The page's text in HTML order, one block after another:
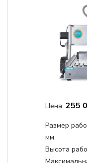
Цена: 255
Размер
мм
Высота